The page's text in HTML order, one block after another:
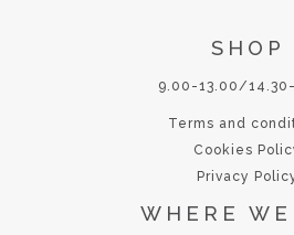
SHOP
9.00-13.00/
Terms and
Cookies
Privacy
WHERE WE